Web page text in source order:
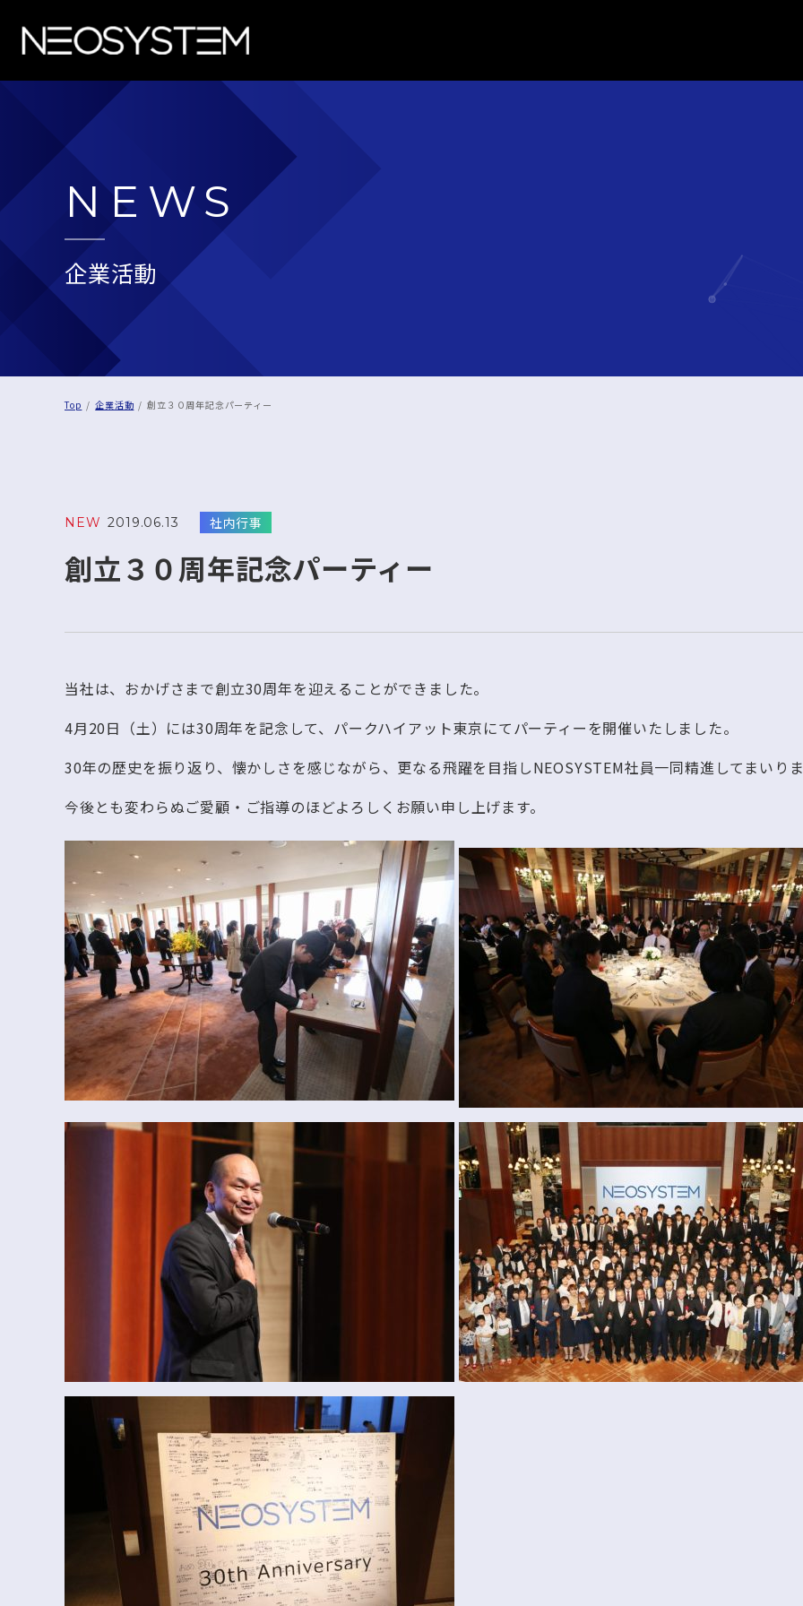
NEWS
企業活動
Top 企業活動 創立３０周年記念パーティー
NEW 2019.06.13 社内行事
創立３０周年記念パーティー
当社は、おかげさまで創立30周年を迎えることができました。
4月20日（土）には30周年を記念して、パークハイアット東京にてパーティーを開催いたしました。
30年の歴史を振り返り、懐かしさを感じながら、更なる飛躍を目指しNEOSYSTEM社員一同精進してまいり
今後とも変わらぬご愛顧・ご指導のほどよろしくお願い申し上げます。